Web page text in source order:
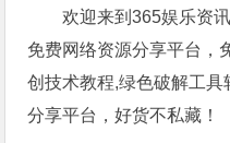
欢迎来到365娱乐资
免费网络资源分享平台，
创技术教程,绿色破解工
分享平台，好货不私藏！